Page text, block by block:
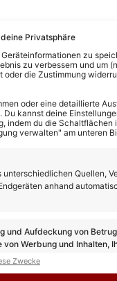
Privatsphäre
zu
zu verbessern und um
die Zustimmung
oder eine detaillierte
kannst deine
indem du die
verwalten" am unteren
Quellen,
anhand
und Aufdeckung von
Werbung und Inhalten,
und übermitteln.
Zwecke
So geht es nach
in Folge 4361 weiter!
ab heute in